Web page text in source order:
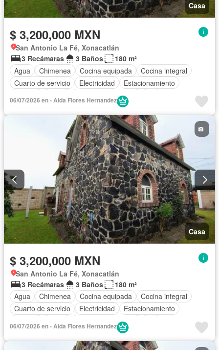
Casa
$ 3,200,000 MXN
San Antonio La Fé, Xonacatlán
3 Recámaras
3 Baños
180 m²
Agua
Chimenea Cocina equipada
Cocina integral
Cuarto de servicio
Electricidad
Estacionamiento
Televisión por cable
06/07/2026 en - Aida Flores Hernandez
Casa
$ 3,200,000 MXN
San Antonio La Fé, Xonacatlán
3 Recámaras
3 Baños
180 m²
Agua
Chimenea Cocina equipada
Cocina integral
Cuarto de servicio
Electricidad
Estacionamiento
Televisión por cable
06/07/2026 en - Aida Flores Hernandez